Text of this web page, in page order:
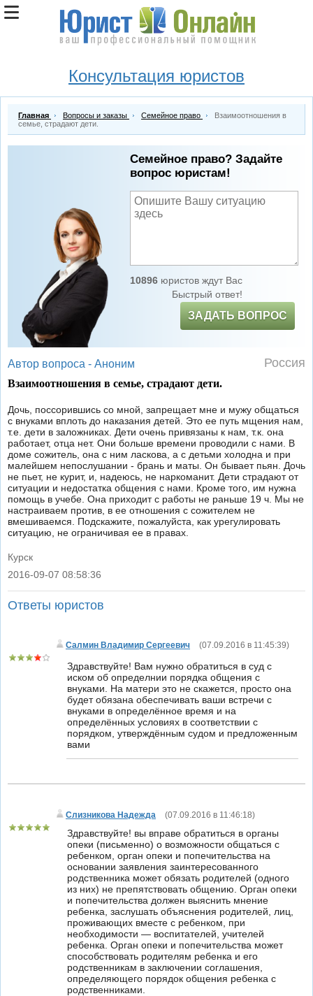
Консультация юристов
Главная Вопросы и заказы Семейное право
Взаимоотношения в
семье, страдают дети.
Семейное право? Задайте
вопрос юристам!
10896юристов ждут Вас
Быстрый ответ!
ЗАДАТЬ ВОПРОС
Автор вопроса - Аноним Россия
Взаимоотношения в семье, страдают дети.
Дочь, поссорившись со мной, запрещает мне и мужу общаться
с внуками вплоть до наказания детей. Это ее путь мщения нам,
т.е. дети в заложниках. Дети очень привязаны к нам, т.к. она
работает, отца нет. Они больше времени проводили с нами. В
доме сожитель, она с ним ласкова, а с детьми холодна и при
малейшем непослушании - брань и маты. Он бывает пьян. Дочь
не пьет, не курит, и, надеюсь, не наркоманит. Дети страдают от
ситуации и недостатка общения с нами. Кроме того, им нужна
помощь в учебе. Она приходит с работы не раньше 19 ч. Мы не
настраиваем против, в ее отношения с сожителем не
вмешиваемся. Подскажите, пожалуйста, как урегулировать
ситуацию, не ограничивая ее в правах.
Курск
|
2016-09-07 08:58:36
Ответы юристов
Салмин Владимир Сергеевич (07.09.2016 в 11:45:39)
Здравствуйте! Вам нужно обратиться в суд с
иском об определнии порядка общения с
внуками. На матери это не скажется, просто она
будет обязана обеспечивать ваши встречи с
внуками в определённое время и на
определённых условиях в соответствии с
порядком, утверждённым судом и предложенным
вами
Слизникова Надежда (07.09.2016 в 11:46:18)
Здравствуйте! вы вправе обратиться в органы
опеки (письменно) о возможности общаться с
ребенком, орган опеки и попечительства на
основании заявления заинтересованного
родственника может обязать родителей (одного
из них) не препятствовать общению. Орган опеки
и попечительства должен выяснить мнение
ребенка, заслушать объяснения родителей, лиц,
проживающих вместе с ребенком, при
необходимости — воспитателей, учителей
ребенка. Орган опеки и попечительства может
способствовать родителям ребенка и его
родственникам в заключении соглашения,
определяющего порядок общения ребенка с
родственниками.